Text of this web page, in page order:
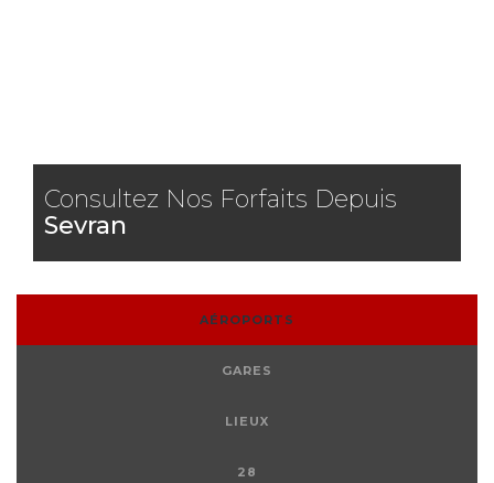
Consultez Nos Forfaits Depuis
Sevran
AÉROPORTS
GARES
LIEUX
28